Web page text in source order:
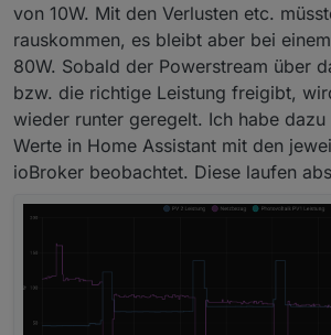
von 10W. Mit den Verlusten etc.
rauskommen, es bleibt aber bei
80W. Sobald der Powerstream über
bzw. die richtige Leistung freigibt,
wieder runter geregelt. Ich habe dazu
Werte in Home Assistant mit den
ioBroker beobachtet. Diese laufen